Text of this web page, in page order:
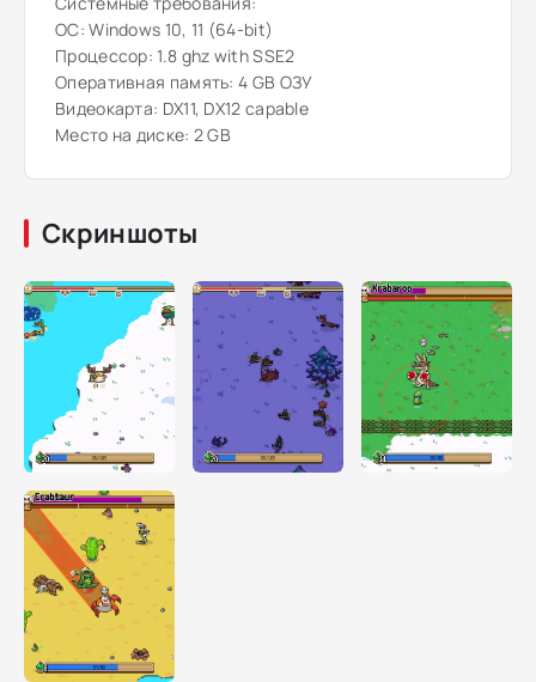
ОС: Windows 10, 11 (64-bit)
Процессор: 1.8 ghz with SSE2
Оперативная память: 4 GB ОЗУ
Видеокарта: DX11, DX12 capable
Место на диске: 2 GB
Скриншоты